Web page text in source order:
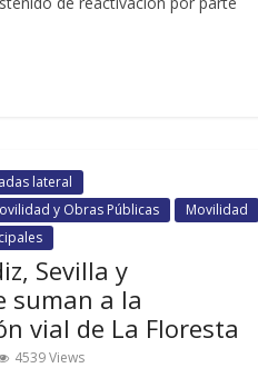
lateral
y Obras Públicas
Movilidad
Sevilla y
suman a la
vial de La Floresta
4539 Views